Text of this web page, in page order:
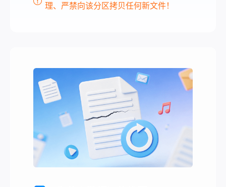
理、严禁向该分区拷贝任何新文件！